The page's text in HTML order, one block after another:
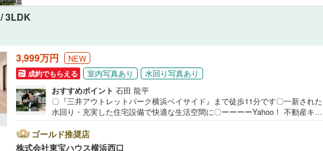
/ 3LDK
3,999万円 NEW
成約でもらえる 室内写真あり
水回り写真あり
おすすめポイント 石田 龍平
〇『三井アウトレットパーク横浜ベイサイド』まで徒歩11分です〇一新された
水回り・充実した住宅設備で快適な生活空間に〇ーーーーYahoo！ 不動産キャ
らえる「Yahoo！ 不動産 物件ご成約キャンペーン」の対象になります。「資料
をもらう」「見学予約をする」ボタンからお問い合わせください。※必ずYaho
ゴールド推奨店
株式会社東宝ハウス横浜西口